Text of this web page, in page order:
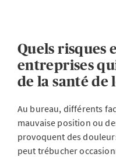
Quels risques
entreprises
de la santé de
Au bureau, différents
mauvaise position ou
provoquent des
peut trébucher